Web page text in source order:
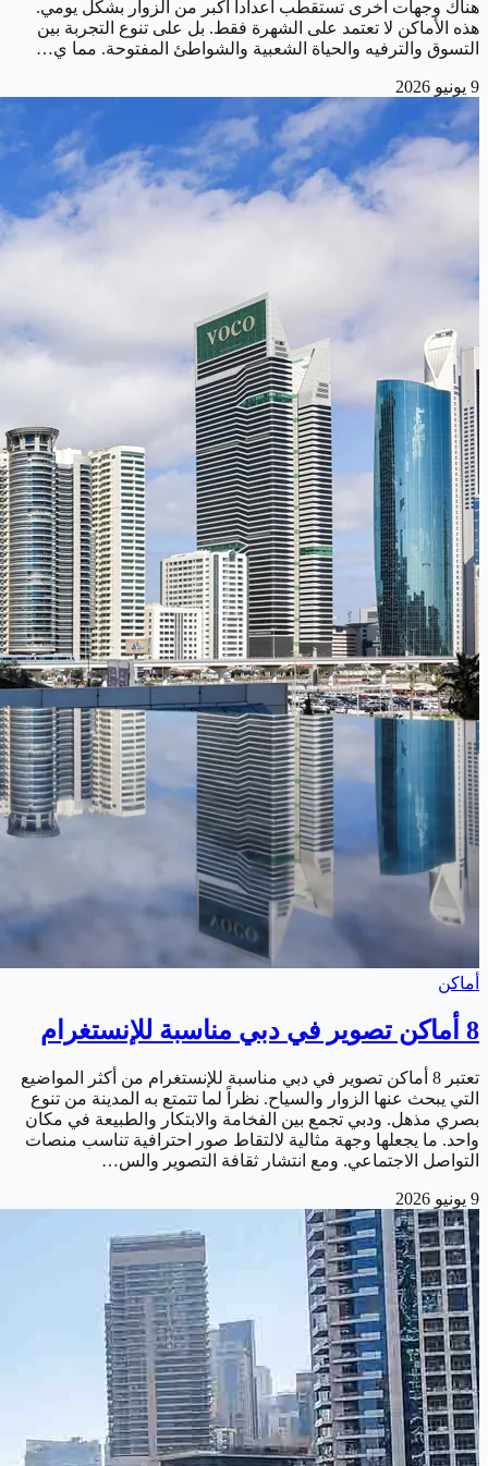
هناك وجهات أخرى تستقطب أعداداً أكبر من الزوار بشكل يومي.
هذه الأماكن لا تعتمد على الشهرة فقط. بل على تنوع التجربة بين
التسوق والترفيه والحياة الشعبية والشواطئ المفتوحة. مما ي…
9 يونيو 2026
أماكن
8 أماكن تصوير في دبي مناسبة للإنستغرام
تعتبر 8 أماكن تصوير في دبي مناسبة للإنستغرام من أكثر المواضيع
التي يبحث عنها الزوار والسياح. نظراً لما تتمتع به المدينة من تنوع
بصري مذهل. ودبي تجمع بين الفخامة والابتكار والطبيعة في مكان
واحد. ما يجعلها وجهة مثالية لالتقاط صور احترافية تناسب منصات
التواصل الاجتماعي. ومع انتشار ثقافة التصوير والس…
9 يونيو 2026